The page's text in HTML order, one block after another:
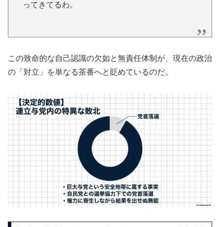
ってきてるわ。
この致命的な自己認識の欠如と無責任体制が、現在の政治
の「対立」を単なる茶番へと貶めているのだ。